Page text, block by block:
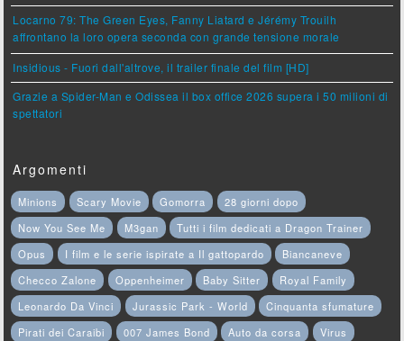
Locarno 79: The Green Eyes, Fanny Liatard e Jérémy Trouilh
affrontano la loro opera seconda con grande tensione morale
Insidious - Fuori dall'altrove, il trailer finale del film [HD]
Grazie a Spider-Man e Odissea il box office 2026 supera i 50 milioni di
spettatori
Argomenti
Minions Scary Movie Gomorra
28 giorni dopo
Now You See Me
M3gan
Tutti i film dedicati a Dragon Trainer
Opus
I film e le serie ispirate a Il gattopardo
Biancaneve
Checco Zalone
Oppenheimer Baby Sitter
Royal Family
Leonardo Da Vinci
Jurassic Park - World
Cinquanta sfumature
Pirati dei Caraibi
007 James Bond Auto da corsa
Virus